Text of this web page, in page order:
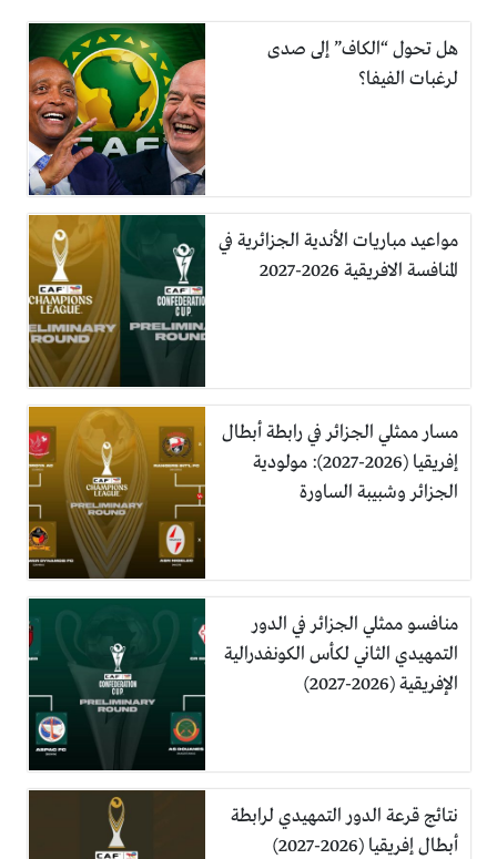
هل تحول “الكاف” إلى صدى
لرغبات الفيفا؟
مواعيد مباريات الأندية الجزائرية في
المنافسة الافريقية 2026-2027
مسار ممثلي الجزائر في رابطة أبطال
إفريقيا (2026-2027): مولودية
الجزائر وشبيبة الساورة
منافسو ممثلي الجزائر في الدور
التمهيدي الثاني لكأس الكونفدرالية
الإفريقية (2026-2027)
نتائج قرعة الدور التمهيدي لرابطة
أبطال إفريقيا (2026-2027)